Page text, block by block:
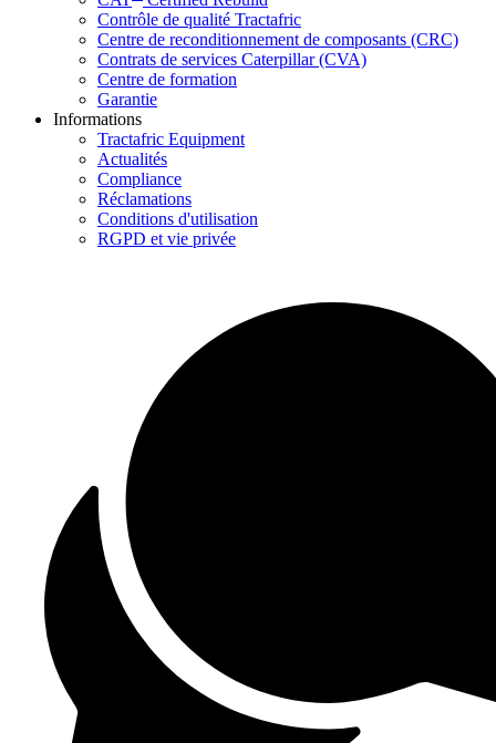
Contrôle de qualité Tractafric
Centre de reconditionnement de composants (CRC)
Contrats de services Caterpillar (CVA)
Centre de formation
Garantie
Informations
Tractafric Equipment
Actualités
Compliance
Réclamations
Conditions d'utilisation
RGPD et vie privée